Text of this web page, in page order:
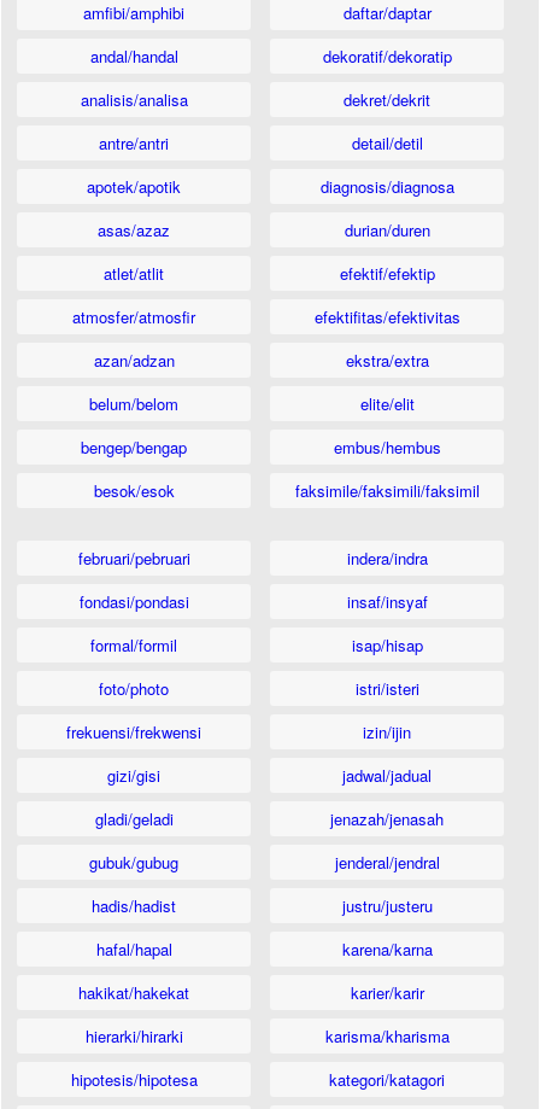
amfibi/amphibi
andal/handal
analisis/analisa
antre/antri
apotek/apotik
asas/azaz
atlet/atlit
atmosfer/atmosfir
azan/adzan
belum/belom
bengep/bengap
besok/esok
daftar/daptar
dekoratif/dekoratip
dekret/dekrit
detail/detil
diagnosis/diagnosa
durian/duren
efektif/efektip
efektifitas/efektivitas
ekstra/extra
elite/elit
embus/hembus
faksimile/faksimili/faksimil
februari/pebruari
fondasi/pondasi
formal/formil
foto/photo
frekuensi/frekwensi
gizi/gisi
gladi/geladi
gubuk/gubug
hadis/hadist
hafal/hapal
hakikat/hakekat
hierarki/hirarki
hipotesis/hipotesa
indera/indra
insaf/insyaf
isap/hisap
istri/isteri
izin/ijin
jadwal/jadual
jenazah/jenasah
jenderal/jendral
justru/justeru
karena/karna
karier/karir
karisma/kharisma
kategori/katagori